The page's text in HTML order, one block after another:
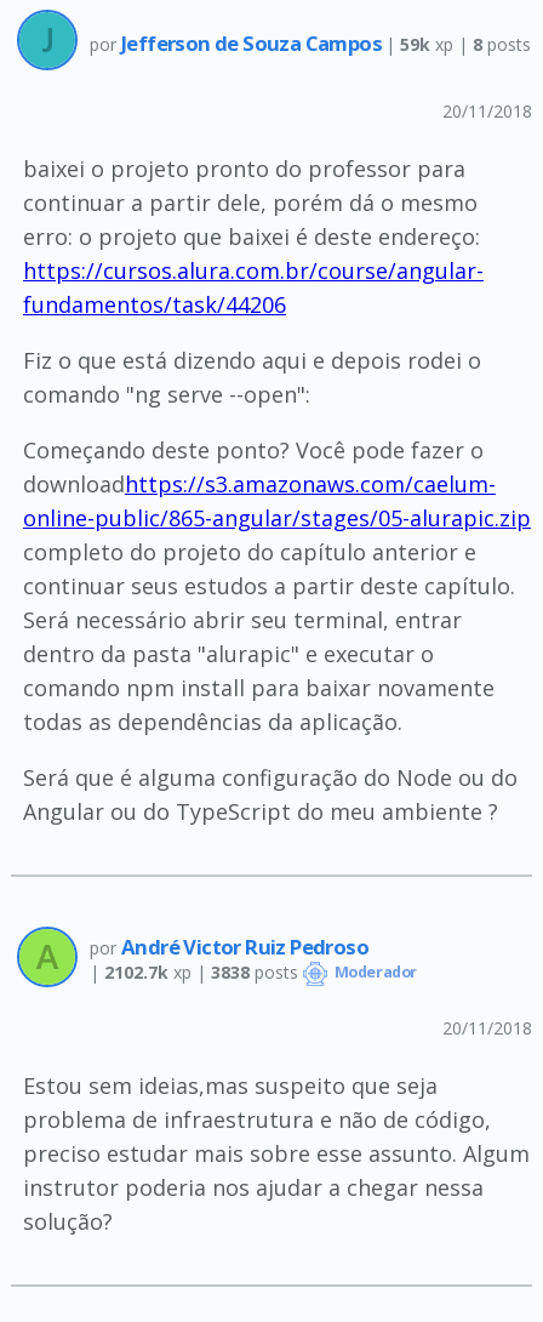
por Jefferson de Souza Campos |59k xp | 8 posts
20/11/2018
baixei o projeto pronto do professor para
continuar a partir dele, porém dá o mesmo
erro: o projeto que baixei é deste endereço:
https://cursos.alura.com.br/course/angular-
fundamentos/task/44206
Fiz o que está dizendo aqui e depois rodei o
comando "ng serve --open":
Começando deste ponto? Você pode fazer o
downloadhttps://s3.amazonaws.com/caelum-
online-public/865-angular/stages/05-alurapic.zip
completo do projeto do capítulo anterior e
continuar seus estudos a partir deste capítulo.
Será necessário abrir seu terminal, entrar
dentro da pasta "alurapic" e executar o
comando npm install para baixar novamente
todas as dependências da aplicação.
Será que é alguma configuração do Node ou do
Angular ou do TypeScript do meu ambiente ?
por André Victor Ruiz Pedroso
| 2102.7k xp | 3838posts Moderador
20/11/2018
Estou sem ideias,mas suspeito que seja
problema de infraestrutura e não de código,
preciso estudar mais sobre esse assunto. Algum
instrutor poderia nos ajudar a chegar nessa
solução?